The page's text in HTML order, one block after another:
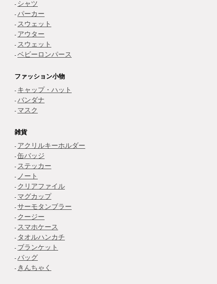
シャツ
パーカー
スウェット
アウター
スウェット
ベビーロンパース
ファッション小物
キャップ・ハット
バンダナ
マスク
雑貨
アクリルキーホルダー
缶バッジ
ステッカー
ノート
クリアファイル
マグカップ
サーモタンブラー
クージー
スマホケース
タオルハンカチ
ブランケット
バッグ
きんちゃく